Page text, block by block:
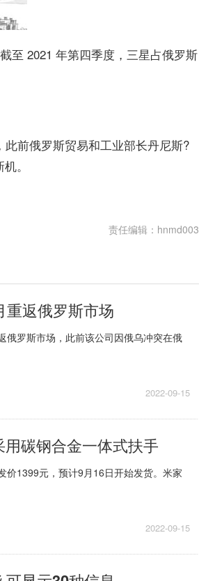
至 2021 年第四季度，三星占俄罗斯
前俄罗斯贸易和工业部长丹尼斯?
。
责任编辑：hnmd003
重返俄罗斯市场
俄罗斯市场，此前该公司因俄乌冲突在俄
2022-09-15
碳钢合金一体式扶手
价1399元，预计9月16日开始发货。米家
2022-09-15